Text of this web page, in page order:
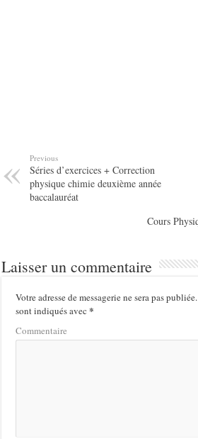
Previous
Séries d’exercices + Correction
physique chimie deuxième année
baccalauréat
Cours
Laisser un commentaire
Votre adresse de messagerie ne sera pas publiée.
sont indiqués avec*
Commentaire